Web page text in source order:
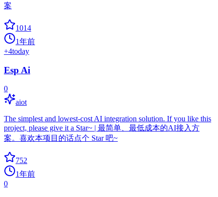
案
1014
1年前
+4today
Esp Ai
0
aiot
The simplest and lowest-cost AI integration solution. If you like this
project, please give it a Star~ | 最简单、最低成本的AI接入方
案。喜欢本项目的话点个 Star 吧~
752
1年前
0